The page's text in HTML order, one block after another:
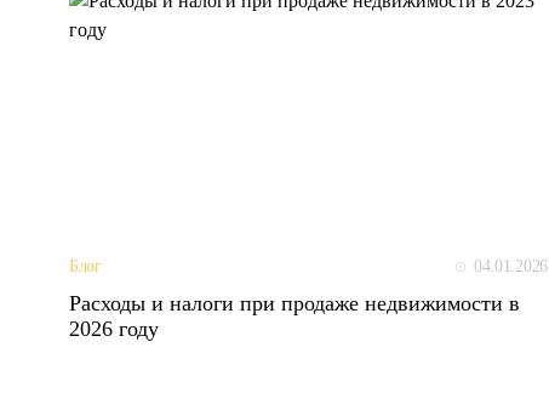
Блог 04.01.2026
Расходы и налоги при продаже недвижимости в
2026 году